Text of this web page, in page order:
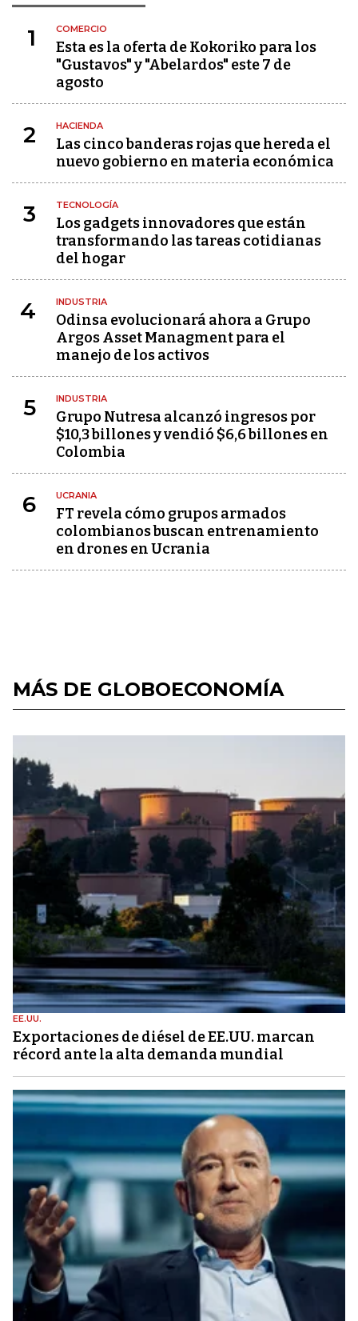
1 COMERCIO
Esta es la oferta de Kokoriko para los
"Gustavos" y "Abelardos" este 7 de
agosto
2 HACIENDA
Las cinco banderas rojas que hereda el
nuevo gobierno en materia económica
3 TECNOLOGÍA
Los gadgets innovadores que están
transformando las tareas cotidianas
del hogar
4 INDUSTRIA
Odinsa evolucionará ahora a Grupo
Argos Asset Managment para el
manejo de los activos
5 INDUSTRIA
Grupo Nutresa alcanzó ingresos por
$10,3 billones y vendió $6,6 billones en
Colombia
6 UCRANIA
FT revela cómo grupos armados
colombianos buscan entrenamiento
en drones en Ucrania
MÁS DE GLOBOECONOMÍA
EE.UU.
Exportaciones de diésel de EE.UU. marcan
récord ante la alta demanda mundial